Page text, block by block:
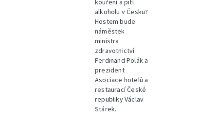
alkoholu v Česku?
Hostem bude
náměstek
ministra
zdravotnictví
Ferdinand Polák a
prezident
Asociace hotelů a
restaurací České
republiky Václav
Stárek.